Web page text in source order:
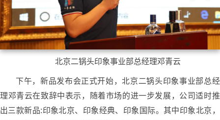
北京二锅头印象事业部总经理邓青云
下午，新品发布会正式开始，北京二锅头印象事业部总经
理邓青云在致辞中表示，随着市场的进一步发展，公司适时推
出三款新品:印象北京、印象经典、印象国际。其中印象北京，